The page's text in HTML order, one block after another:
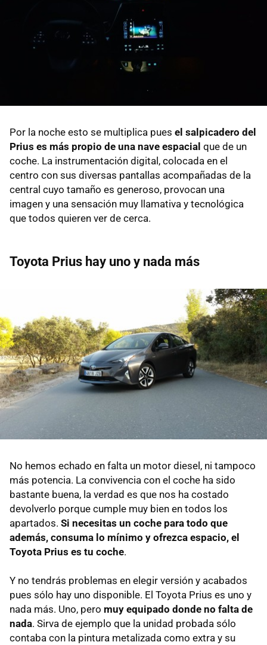
Por la noche esto se multiplica pues el salpicadero del
Prius es más propio de una nave espacial que de un
coche. La instrumentación digital, colocada en el
centro con sus diversas pantallas acompañadas de la
central cuyo tamaño es generoso, provocan una
imagen y una sensación muy llamativa y tecnológica
que todos quieren ver de cerca.
Toyota Prius hay uno y nada más
No hemos echado en falta un motor diesel, ni tampoco
más potencia. La convivencia con el coche ha sido
bastante buena, la verdad es que nos ha costado
devolverlo porque cumple muy bien en todos los
apartados. Si necesitas un coche para todo que
además, consuma lo mínimo y ofrezca espacio, el
Toyota Prius es tu coche.
Y no tendrás problemas en elegir versión y acabados
pues sólo hay uno disponible. El Toyota Prius es uno y
nada más. Uno, pero muy equipado donde no falta de
nada. Sirva de ejemplo que la unidad probada sólo
contaba con la pintura metalizada como extra y su